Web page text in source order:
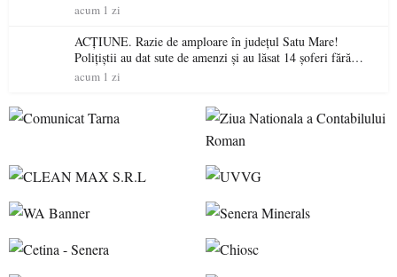
acum 1 zi
ACȚIUNE. Razie de amploare în județul Satu Mare!
Polițiștii au dat sute de amenzi și au lăsat 14 șoferi fără
permis într-o singură zi
acum 1 zi